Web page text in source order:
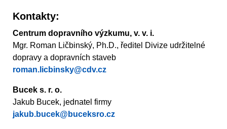
Kontakty:
Centrum dopravního výzkumu, v. v. i.
Mgr. Roman Ličbinský, Ph.D., ředitel Divize udržitelné
dopravy a dopravních staveb
roman.licbinsky@cdv.cz
Bucek s. r. o.
Jakub Bucek, jednatel firmy
jakub.bucek@buceksro.cz